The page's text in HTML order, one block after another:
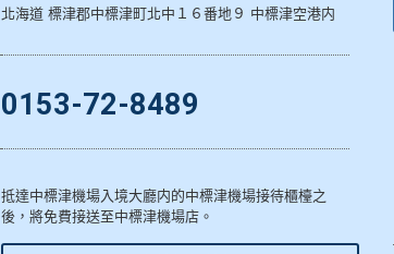
北海道 標津郡中標津町北中１６番地９ 中標津空港内
0153-72-8489
抵達中標津機場入境大廳内的中標津機場接待櫃檯之
後，將免費接送至中標津機場店。